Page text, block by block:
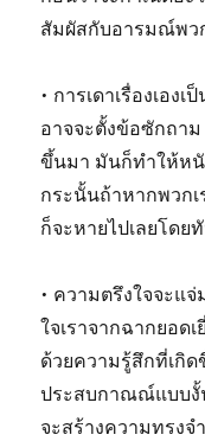
สัมผัสกับอารมณ์พว
• การเดาเรื่องเอง
อาจจะตั้งข้อซักถาม
ขึ้นมา มันก็ทำให้หนั
กระนั้นถ้าหากพวก
ก็จะหายไปเลยโดย
• ความตรึงใจจะแ
ใจเราจากฉากยอด
ด้วยความรู้สึกที่เกิด
ประสบกาณณ์แบบงั้
จะสร้างความทรง